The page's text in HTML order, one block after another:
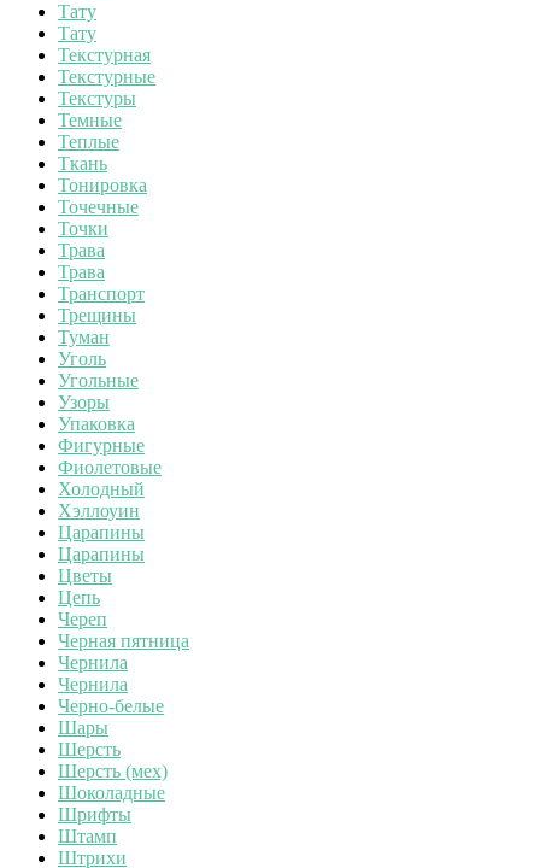
Тату
Тату
Текстурная
Текстурные
Текстуры
Темные
Теплые
Ткань
Тонировка
Точечные
Точки
Трава
Трава
Транспорт
Трещины
Туман
Уголь
Угольные
Узоры
Упаковка
Фигурные
Фиолетовые
Холодный
Хэллоуин
Царапины
Царапины
Цветы
Цепь
Череп
Черная пятница
Чернила
Чернила
Черно-белые
Шары
Шерсть
Шерсть (мех)
Шоколадные
Шрифты
Штамп
Штрихи